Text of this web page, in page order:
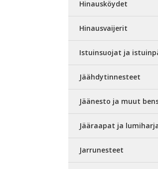
Hinausköydet
Hinausvaijerit
Istuinsuojat ja
Jäähdytinnesteet
Jäänesto ja muut
Jääraapat ja
Jarrunesteet